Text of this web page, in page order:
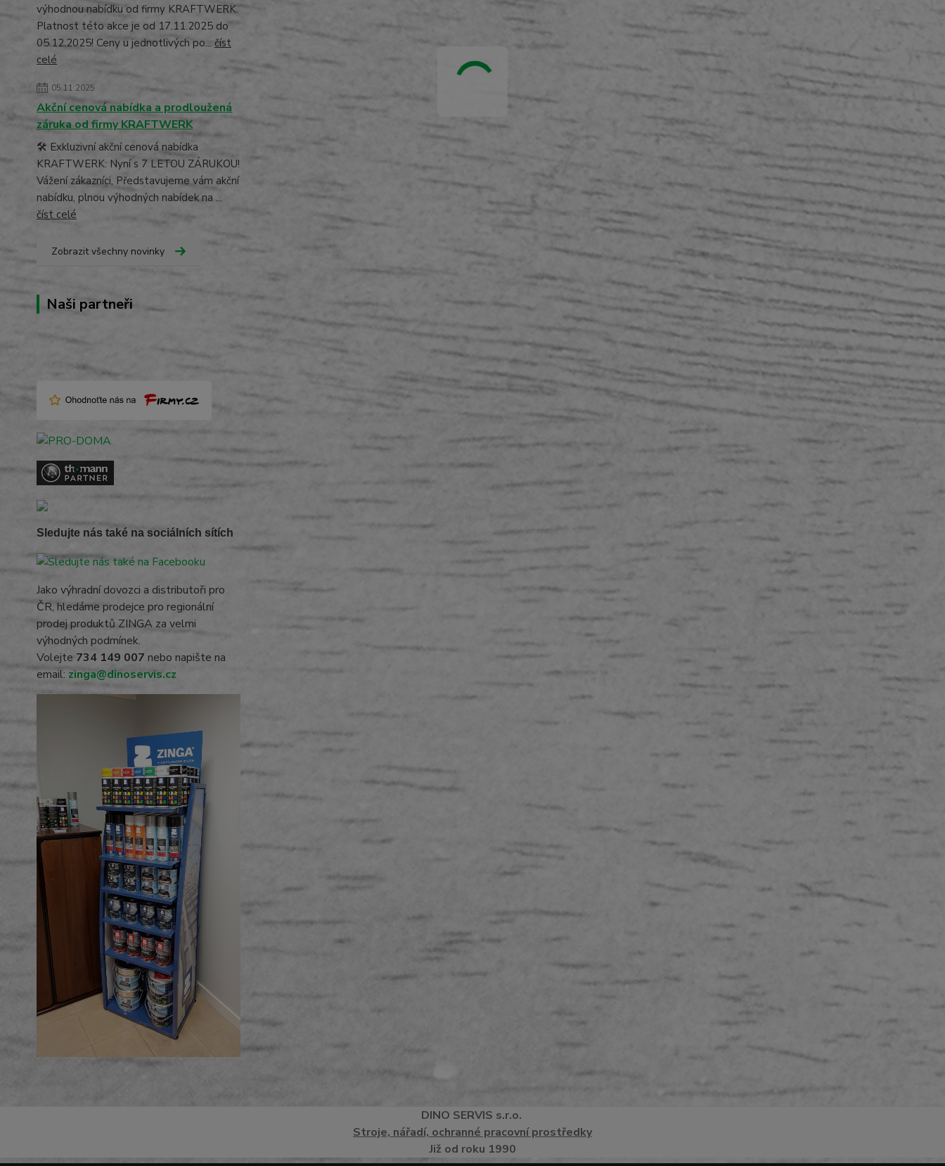
výhodnou nabídku od firmy KRAFTWERK.
Platnost této akce je od 17.11.2025 do
05.12.2025! Ceny u jednotlivých po... číst
celé
05.11.2025
Akční cenová nabídka a prodloužená
záruka od firmy KRAFTWERK
🛠️ Exkluzivní akční cenová nabídka
KRAFTWERK: Nyní s 7 LETOU ZÁRUKOU!
Vážení zákazníci, Představujeme vám akční
nabídku, plnou výhodných nabídek na ...
číst celé
Zobrazit všechny novinky
Naši partneři
Sledujte nás také na sociálních sítích
Jako výhradní dovozci a distributoři pro
ČR, hledáme prodejce pro regionální
prodej produktů ZINGA za velmi
výhodných podmínek.
Volejte 734 149 007 nebo napište na
email: zinga@dinoservis.cz
DINO SERVIS s.r.o.
Stroje, nářadí, ochranné pracovní prostředky
Již od roku 1990